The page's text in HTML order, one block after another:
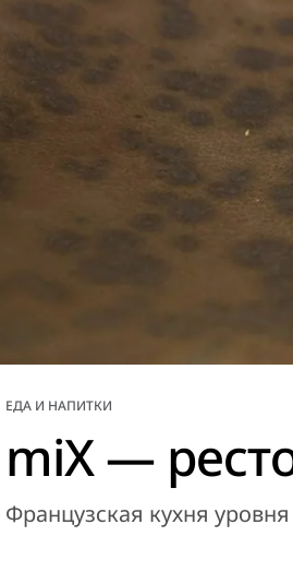
ЕДА И НАПИТКИ
miX —
Французская кухня